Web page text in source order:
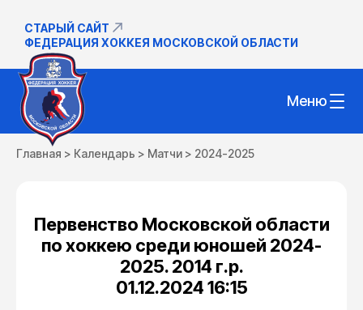
СТАРЫЙ САЙТ
ФЕДЕРАЦИЯ ХОККЕЯ МОСКОВСКОЙ ОБЛАСТИ
Меню
Главная > Календарь > Матчи > 2024-2025
Первенство Московской области
по хоккею среди юношей 2024-
2025. 2014 г.р.
01.12.2024 16:15